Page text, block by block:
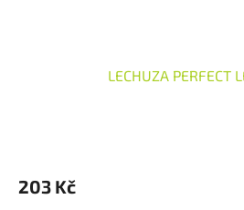
LECHUZA PERFECT
203 Kč